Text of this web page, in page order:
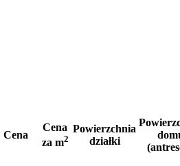
Cena
Cena
za m2
Powierzchnia
działki